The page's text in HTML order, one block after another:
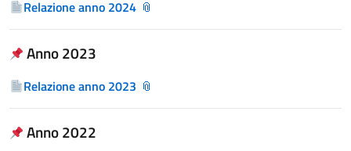
Relazione anno 2024
Anno 2023
Relazione anno 2023
Anno 2022